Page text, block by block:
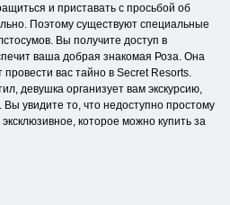
и приставать с просьбой об
Поэтому существуют специальные
Вы получите доступ в
ваша добрая знакомая Роза. Она
вас тайно в Secret Resorts.
девушка организует вам экскурсию,
Вы увидите то, что недоступно простому
которое можно купить за